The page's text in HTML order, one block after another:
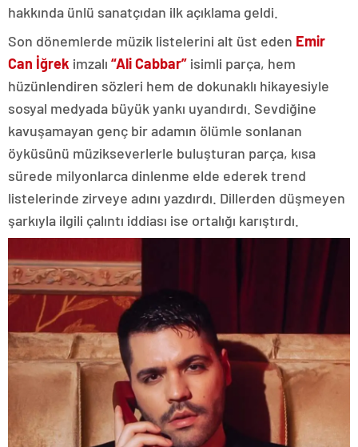
hakkında ünlü sanatçıdan ilk açıklama geldi.
Son dönemlerde müzik listelerini alt üst eden Emir
Can İğrek imzalı “Ali Cabbar” isimli parça, hem
hüzünlendiren sözleri hem de dokunaklı hikayesiyle
sosyal medyada büyük yankı uyandırdı. Sevdiğine
kavuşamayan genç bir adamın ölümle sonlanan
öyküsünü müzikseverlerle buluşturan parça, kısa
sürede milyonlarca dinlenme elde ederek trend
listelerinde zirveye adını yazdırdı. Dillerden düşmeyen
şarkıyla ilgili çalıntı iddiası ise ortalığı karıştırdı.